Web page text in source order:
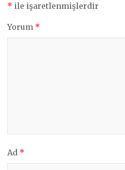
* ile işaretlenmişlerdir
Yorum *
Ad *